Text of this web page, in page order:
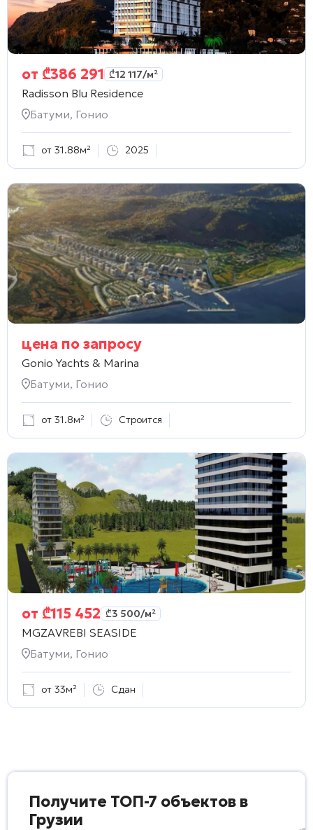
от ₾386 291 ₾12 117/м²
Radisson Blu Residence
Батуми, Гонио
от 31.88м² 2025
цена по запросу
Gonio Yachts & Marina
Батуми, Гонио
от 31.8м² Строится
от ₾115 452 ₾3 500/м²
MGZAVREBI SEASIDE
Батуми, Гонио
от 33м² Сдан
Получите ТОП-7 объектов в
Грузии